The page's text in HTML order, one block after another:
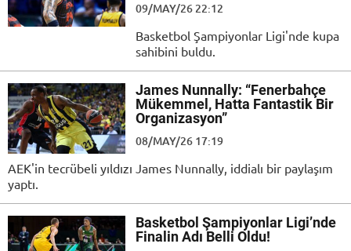
09/MAY/26 22:12
Basketbol Şampiyonlar Ligi'nde kupa
sahibini buldu.
James Nunnally: “Fenerbahçe
Mükemmel, Hatta Fantastik Bir
Organizasyon”
08/MAY/26 17:19
AEK'in tecrübeli yıldızı James Nunnally, iddialı bir paylaşım
yaptı.
Basketbol Şampiyonlar Ligi’nde
Finalin Adı Belli Oldu!